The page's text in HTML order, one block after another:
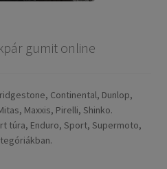
gumit online
Continental, Dunlop,
Maxxis, Pirelli, Shinko.
túra, Enduro, Sport, Supermoto,